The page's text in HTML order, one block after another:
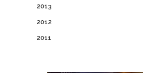
2013
2012
2011